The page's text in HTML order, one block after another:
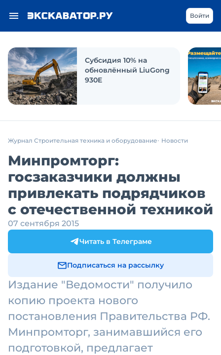
Войти
Субсидия 10% на
обновлённый LiuGong
930E
Журнал Строительная техника и оборудование Новости
Минпромторг:
госзаказчики должны
привлекать подрядчиков
с отечественной техникой
07 сентября 2015
Читать в Телеграме
Подписаться на рассылку
Издание "Ведомости" получило
копию проекта нового
постановления Правительства РФ.
Минпромторг, занимавшийся его
подготовкой, предлагает